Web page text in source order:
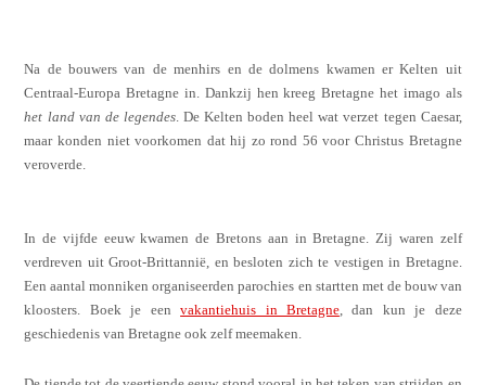
Na de bouwers van de menhirs en de dolmens kwamen er Kelten uit
Centraal-Europa Bretagne in. Dankzij hen kreeg Bretagne het imago als
het land van de legendes. De Kelten boden heel wat verzet tegen Caesar,
maar konden niet voorkomen dat hij zo rond 56 voor Christus Bretagne
veroverde.
In de vijfde eeuw kwamen de Bretons aan in Bretagne. Zij waren zelf
verdreven uit Groot-Brittannië, en besloten zich te vestigen in Bretagne.
Een aantal monniken organiseerden parochies en startten met de bouw van
kloosters. Boek je eenvakantiehuis in Bretagne, dan kun je deze
geschiedenis van Bretagne ook zelf meemaken.